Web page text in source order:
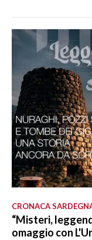
CRONACA
“Misteri,
omaggio con